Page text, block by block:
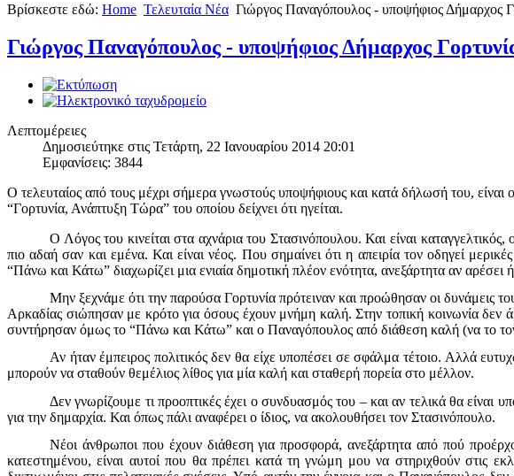
Βρίσκεστε εδώ: Home Τελευταία Νέα Γιώργος Παναγόπουλος - υποψήφιος Δήμαρχος
Γιώργος Παναγόπουλος - υποψήφιος Δήμαρχος
Λεπτομέρειες
Δημοσιεύτηκε στις Τετάρτη, 22 Ιανουαρίου 2014 20:01
Εμφανίσεις: 3844
Ο τελευταίος από τους μέχρι σήμερα γνωστούς υποψήφιους και κατά δήλωσή του,
“Γορτυνία, Ανάπτυξη Τώρα” του οποίου δείχνει ότι ηγείται.
Ο Λόγος του κινείται στα αχνάρια του Στασινόπουλου. Και είναι καταγγελτικός,
πιο αδαή σαν και εμένα. Και είναι νέος. Που σημαίνει ότι η απειρία τον οδηγεί
“Πάνω και Κάτω” διαχωρίζει μια ενιαία δημοτική πλέον ενότητα, ανεξάρτητα αν
Μην ξεχνάμε ότι την παρούσα Γορτυνία πρότειναν και προώθησαν οι
Αρκαδίας σιώπησαν με κρότο για όσους έχουν μνήμη καλή. Στην τοπική κοινωνία
συντήρησαν όμως το “Πάνω και Κάτω” και ο Παναγόπουλος από διάθεση καλή (να το
Αν ήταν έμπειρος πολιτικός δεν θα είχε υποπέσει σε σφάλμα τέτοιο. Αλλά
μπορούν να σταθούν θεμέλιος λίθος για μία καλή και σταθερή πορεία στο μέλλον.
Δεν γνωρίζουμε τι προοπτικές έχει ο συνδυασμός του – και αν τελικά θα
για την δημαρχία. Και όπως πάλι αναφέρει ο ίδιος, να ακολουθήσει τον Στασινόπουλο.
Νέοι άνθρωποι που έχουν διάθεση για προσφορά, ανεξάρτητα από πού
κατεστημένου, είναι αυτοί που θα πρέπει κατά τη γνώμη μου να στηριχθούν στις